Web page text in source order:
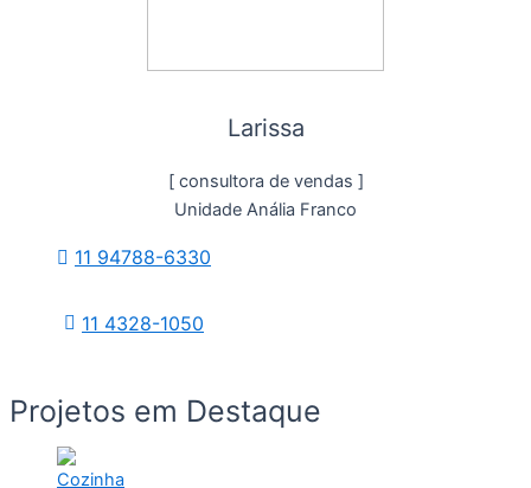
Larissa
[ consultora de vendas ]
Unidade Anália Franco
11 94788-6330
11 4328-1050
Projetos em Destaque